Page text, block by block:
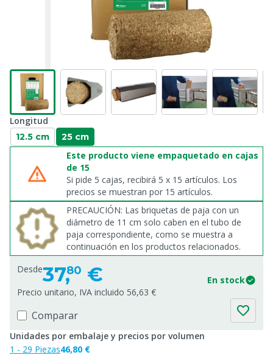
Longitud
12.5 cm 25 cm
Este producto viene empaquetado en cajas
de 15
Si pide 5 cajas, recibirá 5 x 15 artículos. Los
precios se muestran por 15 artículos.
PRECAUCIÓN: Las briquetas de paja con un
diámetro de 11 cm solo caben en el tubo de
paja correspondiente, como se muestra a
continuación en los productos relacionados.
Desde37,80 €
En stock
Precio unitario, IVA incluido 56,63 €
Comparar
Unidades por embalaje y precios por volumen
1 - 29 Piezas46,80 €